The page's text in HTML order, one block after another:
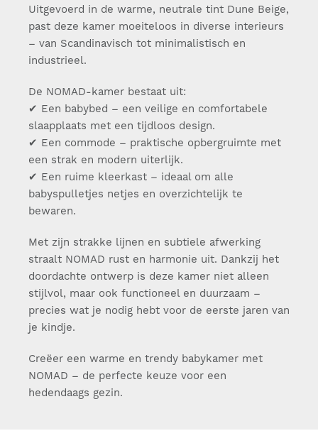
Uitgevoerd in de warme, neutrale tint Dune Beige,
past deze kamer moeiteloos in diverse interieurs
– van Scandinavisch tot minimalistisch en
industrieel.
De NOMAD-kamer bestaat uit:
✔ Een babybed – een veilige en comfortabele
slaapplaats met een tijdloos design.
✔ Een commode – praktische opbergruimte met
een strak en modern uiterlijk.
✔ Een ruime kleerkast – ideaal om alle
babyspulletjes netjes en overzichtelijk te
bewaren.
Met zijn strakke lijnen en subtiele afwerking
straalt NOMAD rust en harmonie uit. Dankzij het
doordachte ontwerp is deze kamer niet alleen
stijlvol, maar ook functioneel en duurzaam –
precies wat je nodig hebt voor de eerste jaren van
je kindje.
Creëer een warme en trendy babykamer met
NOMAD – de perfecte keuze voor een
hedendaags gezin.